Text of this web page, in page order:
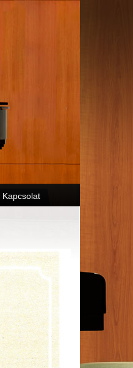
Kapcsolat